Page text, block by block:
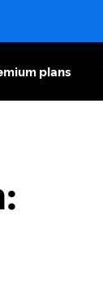
plans
: